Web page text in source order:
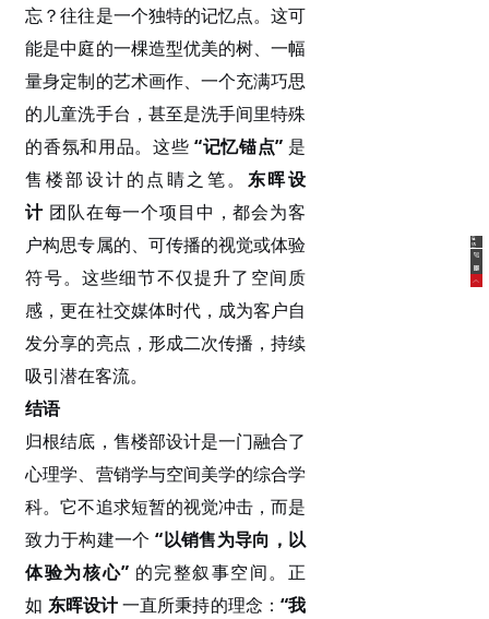
忘？往往是一个独特的记忆点。这可
能是中庭的一棵造型优美的树、一幅
量身定制的艺术画作、一个充满巧思
的儿童洗手台，甚至是洗手间里特殊
的香氛和用品。这些 “记忆锚点” 是
售楼部设计的点睛之笔。 东晖设
计 团队在每一个项目中，都会为客
户构思专属的、可传播的视觉或体验
符号。这些细节不仅提升了空间质
感，更在社交媒体时代，成为客户自
发分享的亮点，形成二次传播，持续
吸引潜在客流。
结语
归根结底，售楼部设计是一门融合了
心理学、营销学与空间美学的综合学
科。它不追求短暂的视觉冲击，而是
致力于构建一个 “以销售为导向，以
体验为核心” 的完整叙事空间。正
如 东晖设计一直所秉持的理念： “我
在
线
客
服